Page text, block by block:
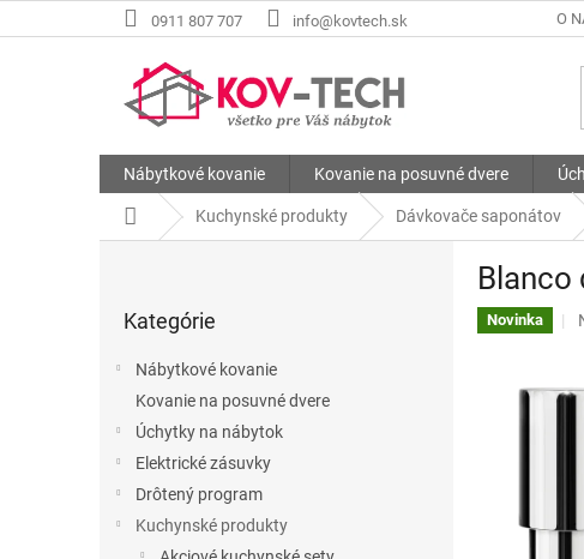
na
0911 807 707 info@kovtech.sk O
Nábytkové kovanie Kovanie na posuvné dvere
DomovKuchynské produkty Dávkovače saponátov
kategórie
Kategórie
Nábytkové kovanie
Kovanie na posuvné dvere
Úchytky na nábytok
Elektrické zásuvky
Drôtený program
Kuchynské produkty
Blanco
Novinka